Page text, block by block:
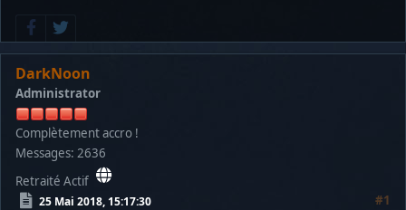
DarkNoon
Administrator
Complètement accro !
Messages: 2636
Retraité Actif
25 Mai 2018, 15:17:30
#1